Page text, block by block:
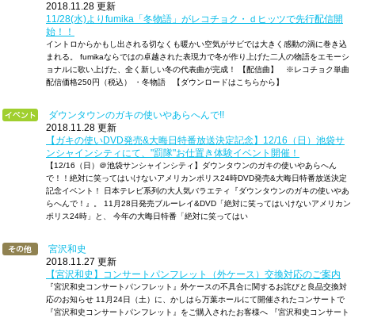
2018.11.28 更新
11/28(水)よりfumika「冬物語」がレコチョク・ｄヒッツで先行配信開
始！！
イントロからかもし出される切なくも暖かい空気がサビでは大きく感動の渦に巻き込
まれる。 fumikaならではの卓越された表現力で冬が作り上げた二人の物語をエモーシ
ョナルに歌い上げた、全く新しい冬の代表曲が完成！ 【配信曲】 ※レコチョク単曲
配信価格250円（税込） ・冬物語 【ダウンロードはこちらから】
ダウンタウンのガキの使いやあらへんで!!
2018.11.28 更新
【ガキの使いDVD発売&大晦日特番放送決定記念】12/16（日）池袋サ
ンシャインシティにて、"罰隊"お仕置き体験イベント開催！
【12/16（日）＠池袋サンシャインシティ】ダウンタウンのガキの使いやあらへん
で！！絶対に笑ってはいけないアメリカンポリス24時DVD発売&大晦日特番放送決定
記念イベント！ 日本テレビ系列の大人気バラエティ『ダウンタウンのガキの使いやあ
らへんで！』。 11月28日発売ブルーレイ&DVD「絶対に笑ってはいけないアメリカン
ポリス24時」と、 今年の大晦日特番「絶対に笑ってはい
宮沢和史
2018.11.27 更新
【宮沢和史】コンサートパンフレット（外ケース）交換対応のご案内
『宮沢和史コンサートパンフレット』外ケースの不具合に関するお詫びと良品交換対
応のお知らせ 11月24日（土）に、かしはら万葉ホールにて開催されたコンサートで
『宮沢和史コンサートパンフレット』をご購入されたお客様へ 『宮沢和史コンサート